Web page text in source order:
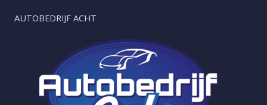
AUTOBEDRIJF ACHT